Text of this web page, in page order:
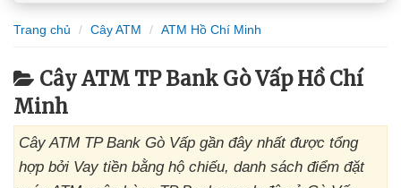
Trang chủ Cây ATM ATM Hồ Chí Minh
Cây ATM TP Bank Gò Vấp Hồ Chí
Minh
Cây ATM TP Bank Gò Vấp gần đây nhất được tổng
hợp bởi Vay tiền bằng hộ chiếu, danh sách điểm đặt